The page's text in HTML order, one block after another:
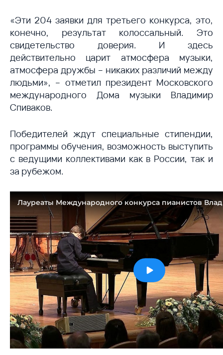
«Эти 204 заявки для третьего конкурса, это,
конечно, результат колоссальный. Это
свидетельство доверия. И здесь
действительно царит атмосфера музыки,
атмосфера дружбы – никаких различий между
людьми», – отметил президент Московского
международного Дома музыки Владимир
Спиваков.
Победителей ждут специальные стипендии,
программы обучения, возможность выступить
с ведущими коллективами как в России, так и
за рубежом.